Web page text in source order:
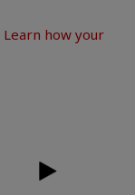
Learn how your